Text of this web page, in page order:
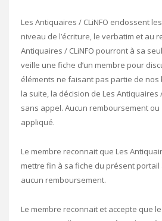
Les Antiquaires / CLiNFO endossent
niveau de l’écriture, le verbatim et au
Antiquaires / CLiNFO pourront à sa
veille une fiche d’un membre pour
éléments ne faisant pas partie de
la suite, la décision de Les Antiquaires
sans appel. Aucun remboursement
appliqué.
Le membre reconnait que Les
mettre fin à sa fiche du présent
aucun remboursement.
Le membre reconnait et accepte que